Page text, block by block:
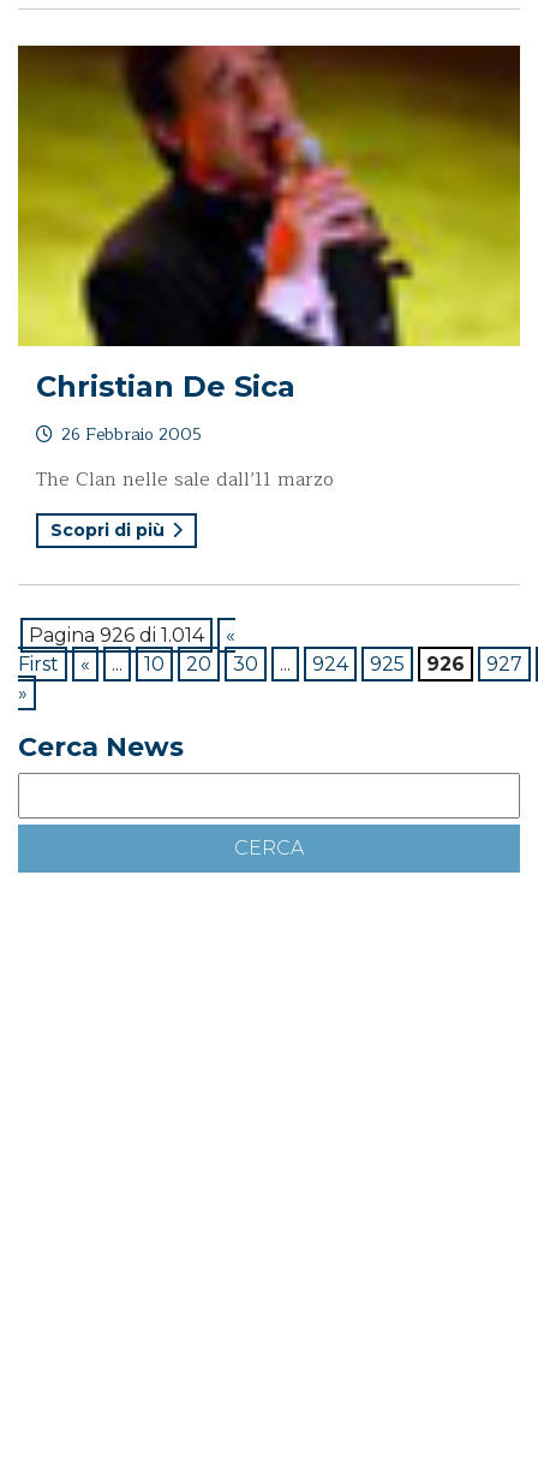
Christian De Sica
26 Febbraio 2005
The Clan nelle sale dall’11 marzo
Scopri di più
Pagina 926 di 1.014
«
First
« ... 10 20 30 ... 924 925 926
927
»
Cerca News